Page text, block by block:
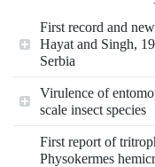
First record and
Hayat and Singh,
Serbia
Virulence of
scale insect species
First report of
Physokermes